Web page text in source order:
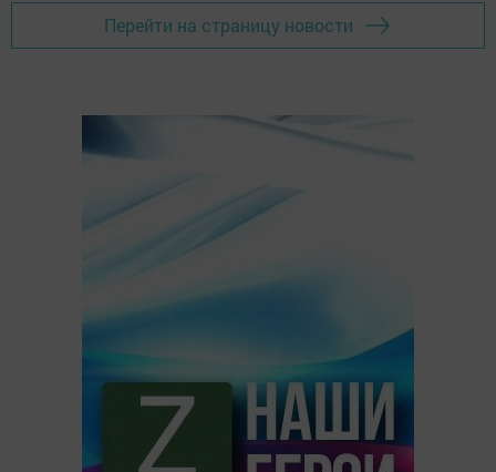
Перейти на страницу новости